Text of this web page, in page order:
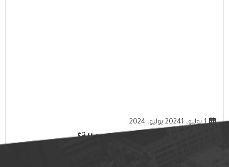
1 يوليو، 2024 1 يوليو، 2024
ما هي فوائد خدمات تأجير العمالة؟